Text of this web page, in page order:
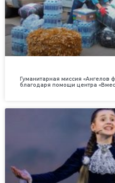
Гуманитарная миссия «Ангелов
благодаря помощи центра